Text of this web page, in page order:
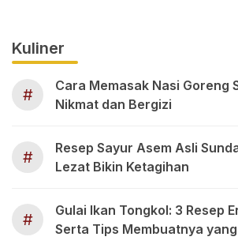
Kuliner
#
Cara Memasak Nasi Goreng
Nikmat dan Bergizi
#
Resep Sayur Asem Asli
Lezat Bikin Ketagihan
#
Gulai Ikan Tongkol: 3 Resep
Serta Tips Membuatnya